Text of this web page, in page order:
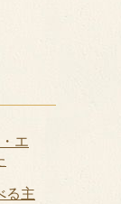
エ
る主